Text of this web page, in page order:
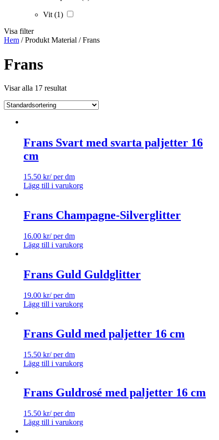
Vit(1)
Visa filter
Hem / Produkt Material / Frans
Frans
Visar alla 17 resultat
Frans Svart med svarta paljetter 16
cm
15.50 kr/ per dm
Lägg till i varukorg
Frans Champagne-Silverglitter
16.00 kr/ per dm
Lägg till i varukorg
Frans Guld Guldglitter
19.00 kr/ per dm
Lägg till i varukorg
Frans Guld med paljetter 16 cm
15.50 kr/ per dm
Lägg till i varukorg
Frans Guldrosé med paljetter 16 cm
15.50 kr/ per dm
Lägg till i varukorg